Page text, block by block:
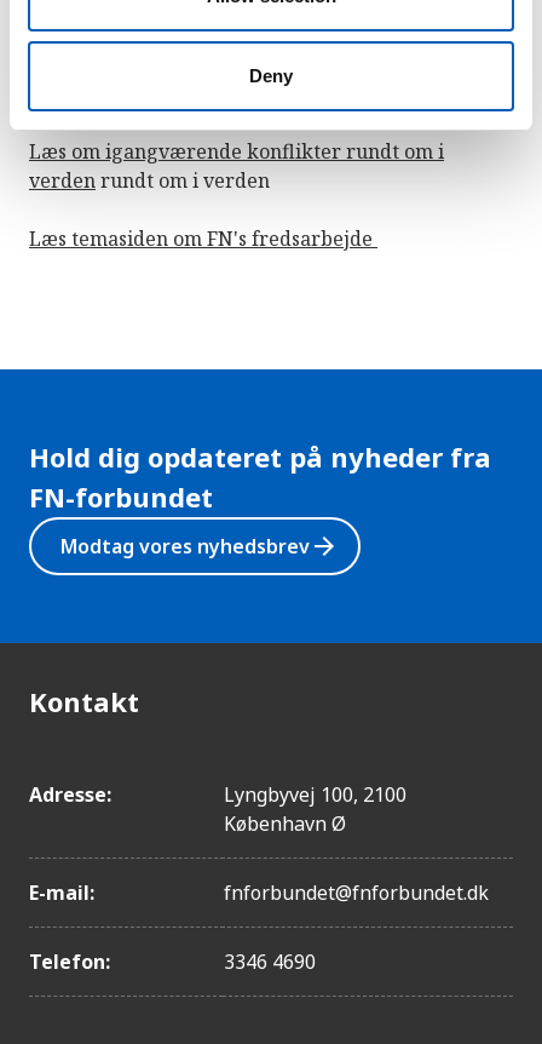
Deny
Lær mere
Læs om igangværende konflikter rundt om i
verdenrundt om i verden
Læs temasiden om FN's fredsarbejde
Hold dig opdateret på nyheder fra
FN-forbundet
Modtag vores nyhedsbrevarrow_forward
Kontakt
Adresse:
Lyngbyvej 100, 2100
København Ø
E-mail: fnforbundet@fnforbundet.dk
Telefon: 3346 4690